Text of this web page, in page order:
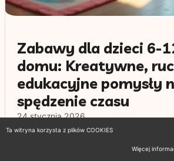
Zabawy dla dzieci 6-
domu: Kreatywne,
edukacyjne pomysły
spędzenie czasu
24 stycznia 2026
Eksplorowanie różnorodnych
wieku 6-12 lat w domu może być
Ta witryna korzysta z plików COOKIES
Więcej